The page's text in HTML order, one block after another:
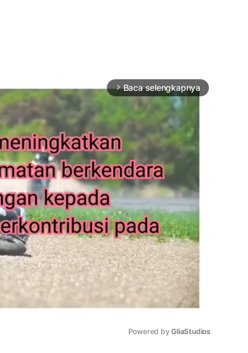
arrow_forward_ios Baca selengkapnya
Powered by GliaStudios